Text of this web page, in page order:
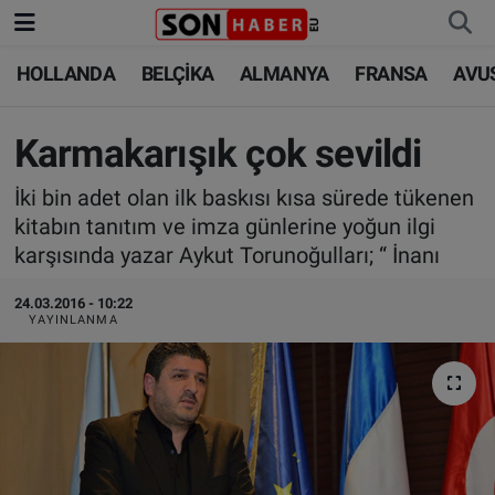
HOLLANDA BELÇİKA ALMANYA FRANSA
Karmakarışık çok sevildi
İki bin adet olan ilk baskısı kısa sürede tükenen
kitabın tanıtım ve imza günlerine yoğun ilgi
karşısında yazar Aykut Torunoğulları; “ İnanı
24.03.2016 - 10:22
YAYINLANMA
HOLLANDA
BELÇİKA
ALMANYA
FRANSA
AVUSTURYA
SAĞLIK - YAŞAM
BİLİM-TEKNOLOJİ
HOLLANDA
BELÇİKA
ALMANYA
TÜRKİYE
DÜNYA
BİLİM-TEKNOLOJİ
SAĞLIK
FOTO GALERİ
Nöbetçi Eczaneler
Hava Durumu
Trafik Durumu
Süper Lig Puan Durumu ve Fikstür
Tüm Manşetler
Son Dakika Haberleri
Haber Arşivi